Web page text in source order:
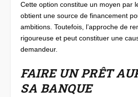
Cette option constitue un moyen par
obtient une source de financement
ambitions. Toutefois, l’approche de
rigoureuse et peut constituer une
demandeur.
FAIRE UN PRÊT
SA BANQUE